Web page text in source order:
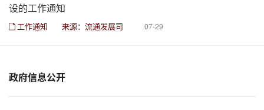
设的工作通知
工作通知 来源：流通发展司 07-29
政府信息公开